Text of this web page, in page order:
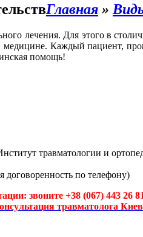
Главная »
лечения. Для этого в
Каждый пациент,
помощь!
травматологии и
договоренность по телефону)
звоните +38 (067) 443 26
травматолога Киев